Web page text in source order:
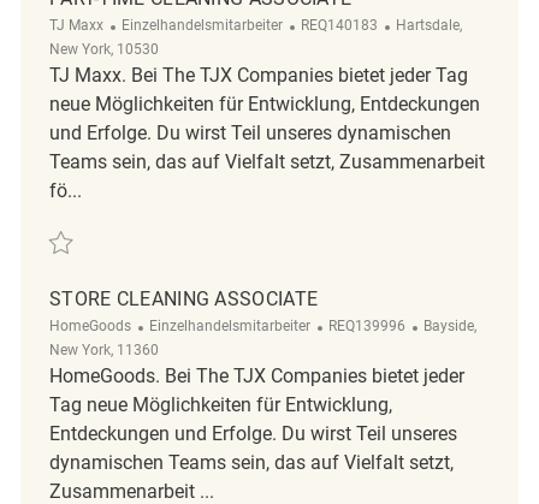
TJ Maxx Kategorie
Einzelhandelsmitarbeiter ReqId
REQ140183 Ort
Hartsdale,
New York, 10530
TJ Maxx. Bei The TJX Companies bietet jeder Tag
neue Möglichkeiten für Entwicklung, Entdeckungen
und Erfolge. Du wirst Teil unseres dynamischen
Teams sein, das auf Vielfalt setzt, Zusammenarbeit
fö...
Retten Part-Time Cleaning Associate REQ140183
STORE CLEANING ASSOCIATE
HomeGoods Kategorie
Einzelhandelsmitarbeiter ReqId
REQ139996 Ort
Bayside,
New York, 11360
HomeGoods. Bei The TJX Companies bietet jeder
Tag neue Möglichkeiten für Entwicklung,
Entdeckungen und Erfolge. Du wirst Teil unseres
dynamischen Teams sein, das auf Vielfalt setzt,
Zusammenarbeit ...